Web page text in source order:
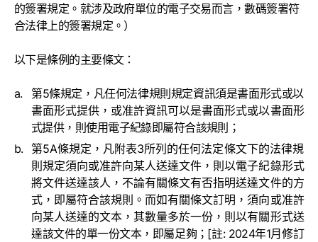
的簽署規定。就涉及政府單位的電子交易而言，數碼簽署符
合法律上的簽署規定。）
以下是條例的主要條文：
第5條規定，凡任何法律規則規定資訊須是書面形式或以
書面形式提供，或准許資訊可以是書面形式或以書面形
式提供，則使用電子紀錄即屬符合該規則；
第5A條規定，凡附表3所列的任何法定條文下的法律規
則規定須向或准許向某人送達文件，則以電子紀錄形式
將文件送達該人，不論有關條文有否指明送達文件的方
式，即屬符合該規則。而如有關條文訂明，須向或准許
向某人送達的文本，其數量多於一份，則以有關形式送
達該文件的單一份文本，即屬足夠；[註: 2024年1月修訂